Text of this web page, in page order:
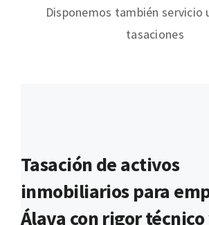
Disponemos también servicio
tasaciones
Tasación de activos
inmobiliarios para
Álava con rigor técnico